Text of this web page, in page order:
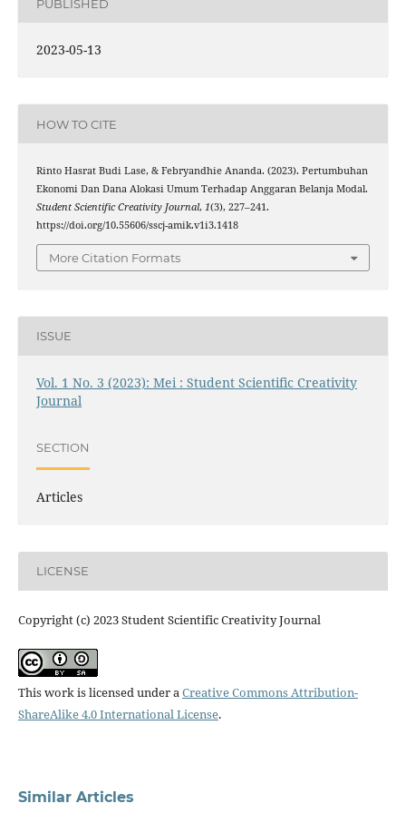
PUBLISHED
2023-05-13
HOW TO CITE
Rinto Hasrat Budi Lase, & Febryandhie Ananda. (2023). Pertumbuhan
Ekonomi Dan Dana Alokasi Umum Terhadap Anggaran Belanja Modal.
Student Scientific Creativity Journal, 1(3), 227–241.
https://doi.org/10.55606/sscj-amik.v1i3.1418
More Citation Formats
ISSUE
Vol. 1 No. 3 (2023): Mei : Student Scientific Creativity
Journal
SECTION
Articles
LICENSE
Copyright (c) 2023 Student Scientific Creativity Journal
This work is licensed under aCreative Commons Attribution-
ShareAlike 4.0 International License.
Similar Articles